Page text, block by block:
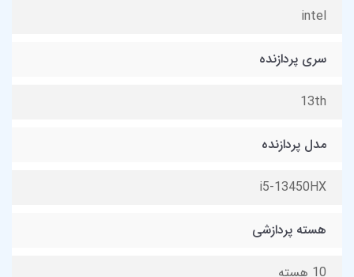
intel
سری پردازنده
13th
مدل پردازنده
i5-13450HX
هسته پردازشی
10 هسته